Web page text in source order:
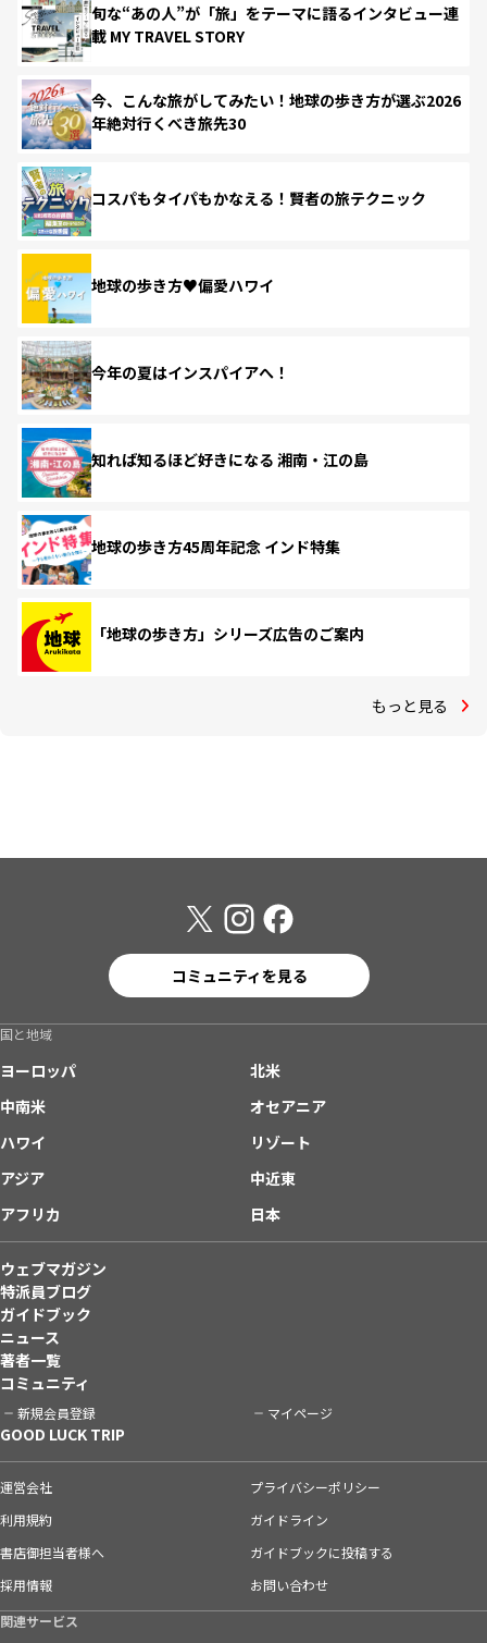
旬な“あの人”が「旅」をテーマに語るインタビュー連
載 MY TRAVEL STORY
今、こんな旅がしてみたい！地球の歩き方が選ぶ2026
年絶対行くべき旅先30
コスパもタイパもかなえる！賢者の旅テクニック
地球の歩き方♥偏愛ハワイ
今年の夏はインスパイアへ！
知れば知るほど好きになる 湘南・江の島
地球の歩き方45周年記念 インド特集
「地球の歩き方」シリーズ広告のご案内
もっと見る
コミュニティを見る
国と地域
ヨーロッパ
北米
中南米
オセアニア
ハワイ
リゾート
アジア
中近東
アフリカ
日本
ウェブマガジン
特派員ブログ
ガイドブック
ニュース
著者一覧
コミュニティ
新規会員登録 マイページ
GOOD LUCK TRIP
運営会社
プライバシーポリシー
利用規約
ガイドライン
書店御担当者様へ
ガイドブックに投稿する
採用情報
お問い合わせ
関連サービス